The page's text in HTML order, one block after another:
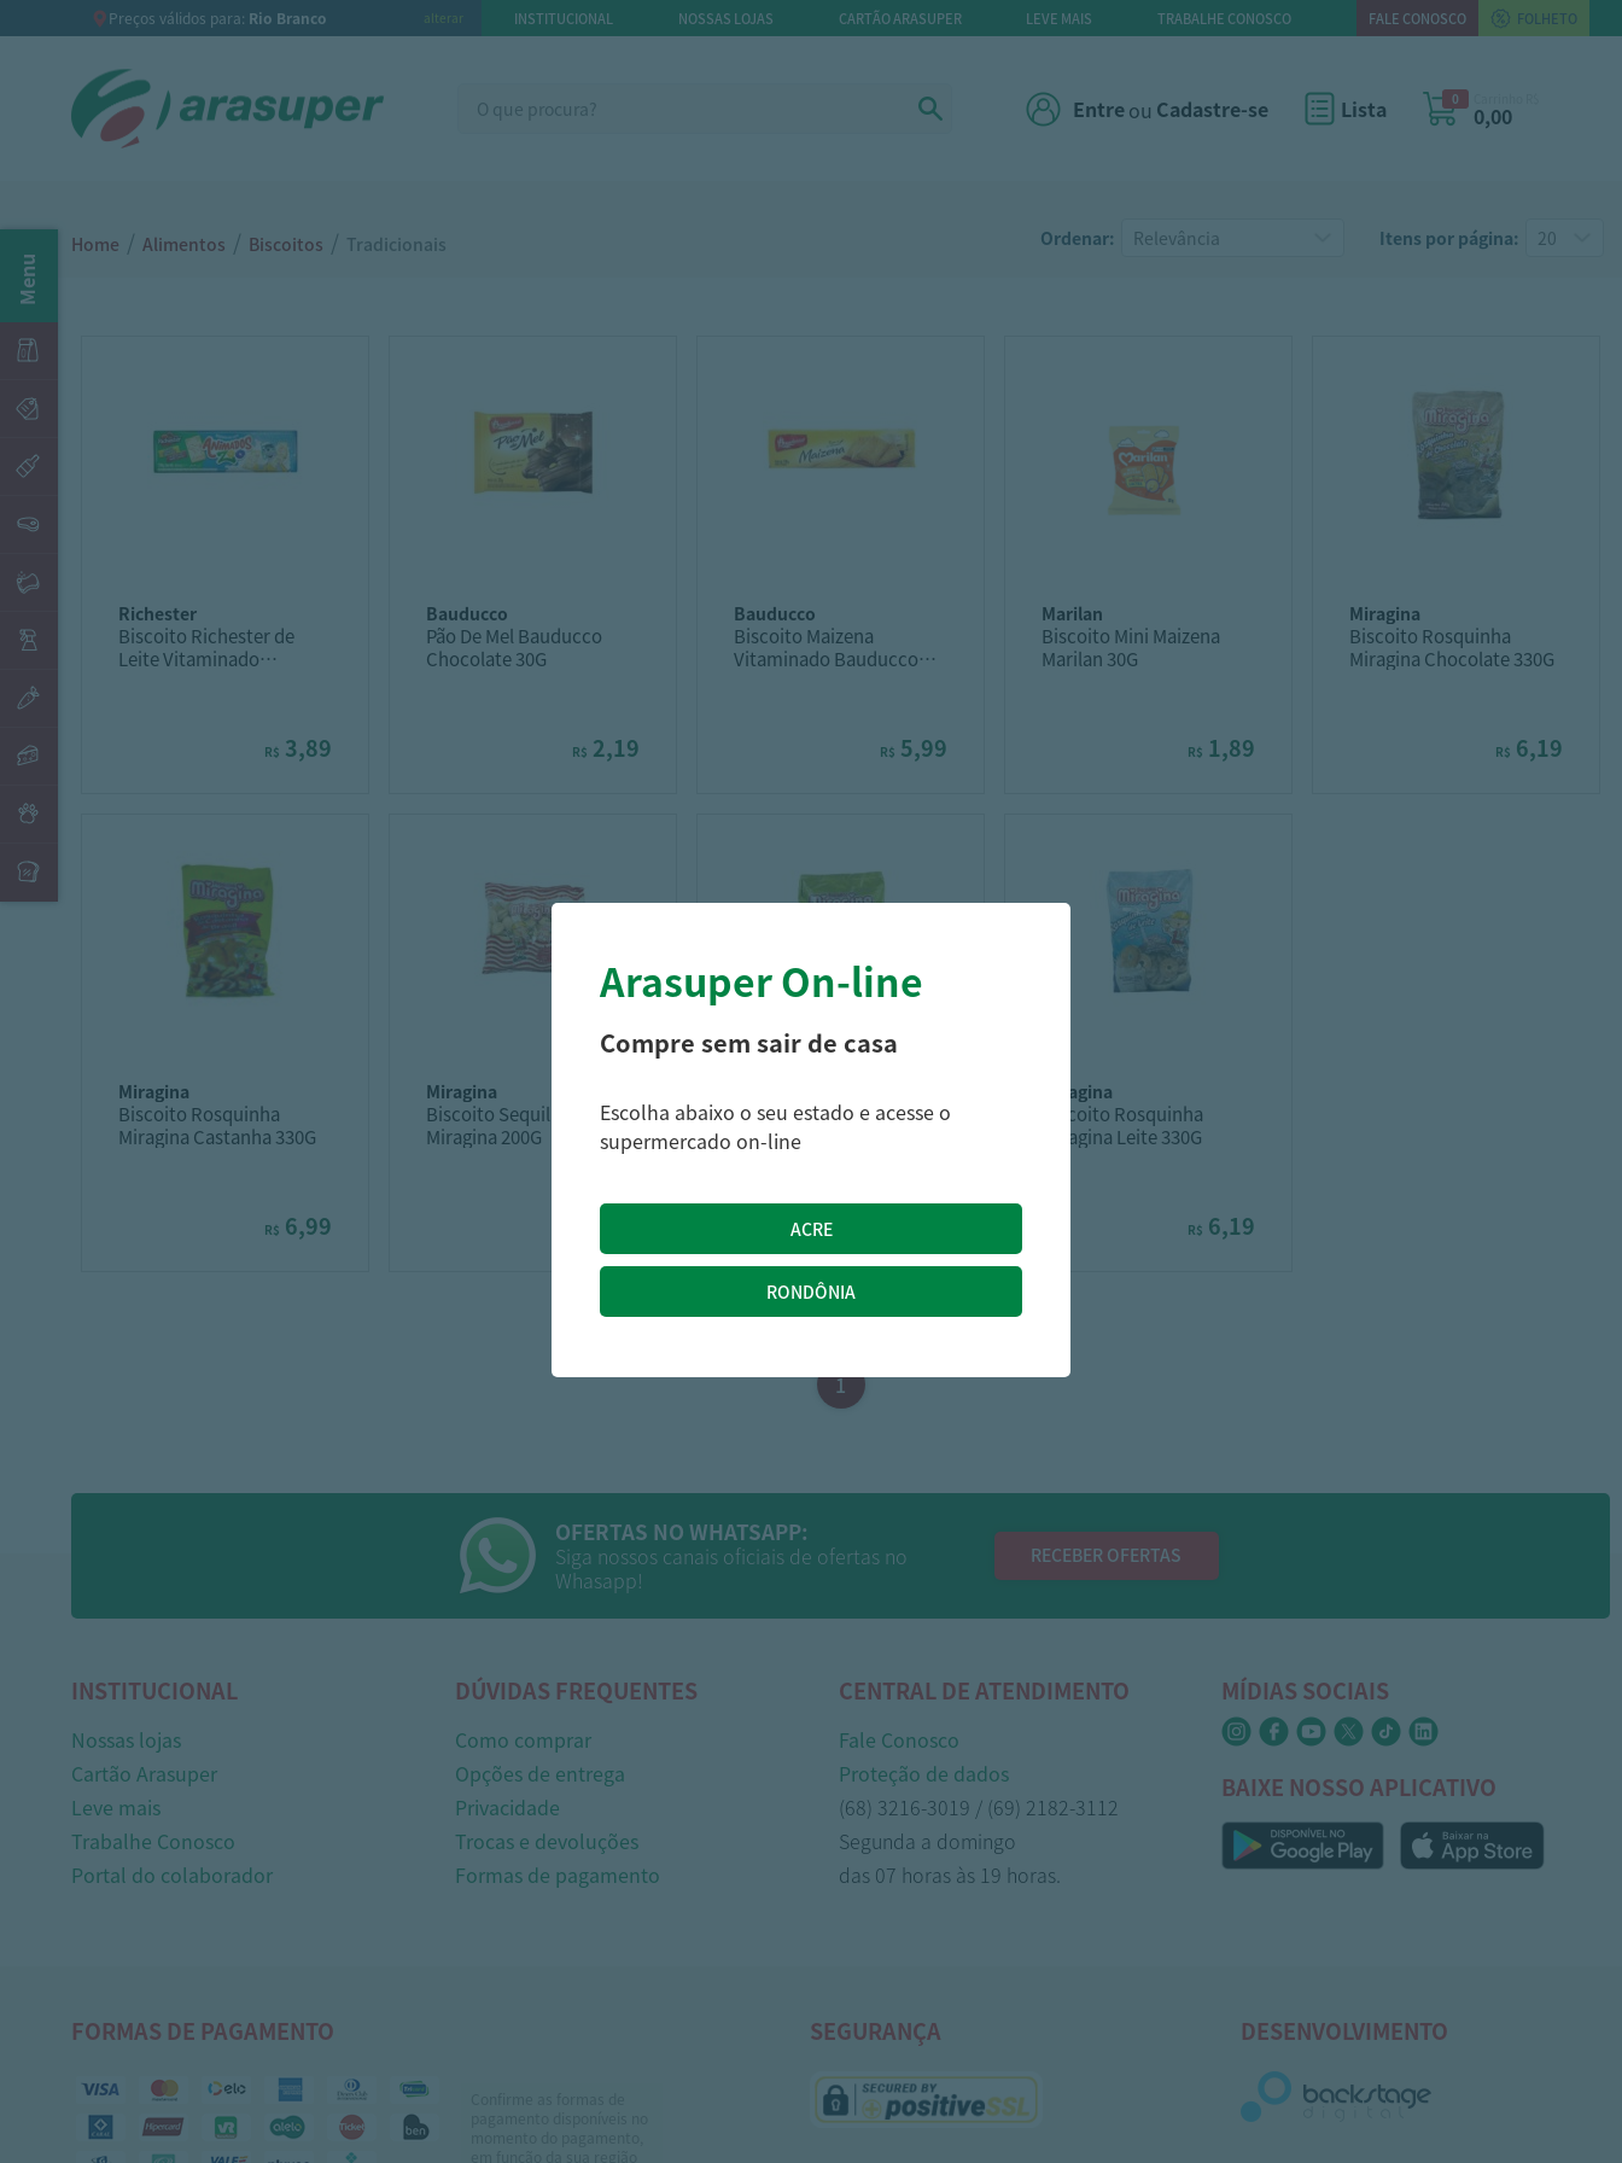
Preços válidos para: Rio Branco alterar INSTITUCIONAL NOSSAS LOJAS CARTÃO ARASUPER LEVE MAIS TRABALHE CONOSCO FALE CONOSCO FOLHETO
Entreou Cadastre-se Lista 0
0,00
Menu
Home / Alimentos / Biscoitos / Tradicionais Ordenar: Itens por página:
richester
Biscoito Richester de
Leite Vitaminado
R$ 3,89
bauducco
Pão De Mel Bauducco
Chocolate 30G
R$ 2,19
bauducco
Biscoito Maizena
Vitaminado Bauducco
R$ 5,99
marilan
Biscoito Mini Maizena
Marilan 30G
R$ 1,89
miragina
Biscoito Rosquinha
Miragina Chocolate 330G
R$ 6,19
miragina
Biscoito Rosquinha
Miragina Castanha 330G
R$ 6,99
miragina
Biscoito Sequilho
Miragina 200G
Biscoito Rosquinha
Miragina Coco 330G
miragina
Biscoito Rosquinha
Miragina Leite 330G
R$ 6,19
1
OFERTAS NO WHATSAPP:
Siga nossos canais oficiais de ofertas no
Whasapp!
RECEBER OFERTAS
INSTITUCIONAL
Nossas lojas
Cartão Arasuper
Leve mais
Trabalhe Conosco
Portal do colaborador
DÚVIDAS FREQUENTES
Como comprar
Opções de entrega
Privacidade
Trocas e devoluções
Formas de pagamento
CENTRAL DE ATENDIMENTO
Fale Conosco
Proteção de dados
(68) 3216-3019 / (69) 2182-3112
Segunda a domingo
das 07 horas às 19 horas.
MÍDIAS SOCIAIS
BAIXE NOSSO APLICATIVO
FORMAS DE PAGAMENTO SEGURANÇA DESENVOLVIMENTO
Arasuper On-line
Compre sem sair de casa
Escolha abaixo o seu estado e acesse o
supermercado on-line